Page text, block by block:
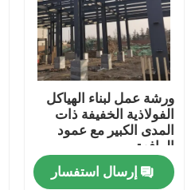
اطلب اقتباس
مستودع الهيكل الصلب
ورشة الهياكل الفولاذية
هيكل فولاذي خفيف الوزن
ورشة عمل لبناء الهياكل
الفولاذية الخفيفة ذات
المدى الكبير مع عمود
الرافعة
إرسال استفسار